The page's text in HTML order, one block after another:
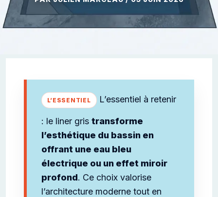
L’essentiel à retenir
: le liner gris transforme
l’esthétique du bassin en
offrant une eau bleu
électrique ou un effet miroir
profond. Ce choix valorise
l’architecture moderne tout en